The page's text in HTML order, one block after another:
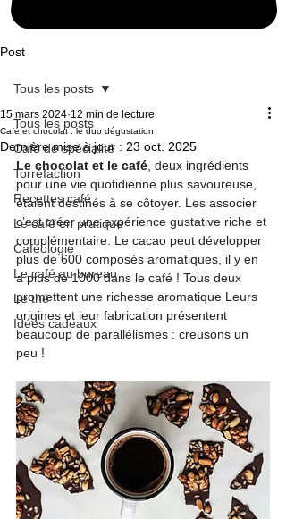
Post
Tous les posts
Café de spécialité
Torréfaction
Recettes café
Le café en pratique
Caféologie
Le café au bureau
Le thé
Idées cadeaux
Tous les posts
Café et chocolat : le duo dégustation
15 mars 2024 12 min de lecture
Dernière mise à jour : 23 oct. 2025
Le chocolat et le café , deux ingrédients
pour une vie quotidienne plus savoureuse,
étaient destinés à se côtoyer. Les associer
c’est créer une expérience gustative riche et
complémentaire. Le cacao peut développer
plus de 600 composés aromatiques, il y en
a plus de 1000 dans le café ! Tous deux
promettent une richesse aromatique Leurs
origines et leur fabrication présentent
beaucoup de parallélismes : creusons un
peu !